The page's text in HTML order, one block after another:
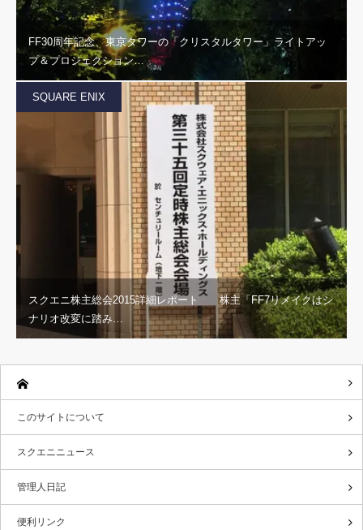
FF30周年記念、東京タワーの「クリスタルタワー」ライトアッ
プ＆プロジェクション…
SQUARE ENIX
スクエニ株主総会2015詳細レポート 株主「FF7リメイクはシ
ナリオ改変に踏み…
このサイトについて
スクエニニュース
管理人日記
便利リンク